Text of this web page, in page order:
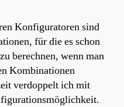
Konfiguratoren sind
für die es schon
berechnen, wenn man
Kombinationen
verdoppelt ich mit